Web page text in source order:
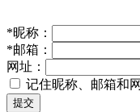
*昵称：
*邮箱：
网址：
记住昵称、邮箱和
提交